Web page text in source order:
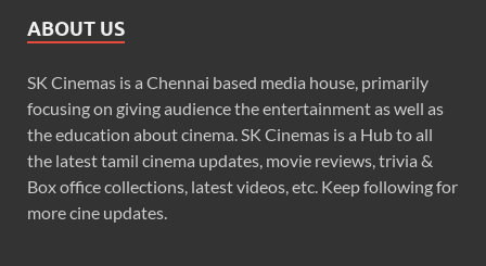
ABOUT US
SK Cinemas is a Chennai based media house, primarily
focusing on giving audience the entertainment as well as
the education about cinema. SK Cinemas is a Hub to all
the latest tamil cinema updates, movie reviews, trivia &
Box office collections, latest videos, etc. Keep following for
more cine updates.